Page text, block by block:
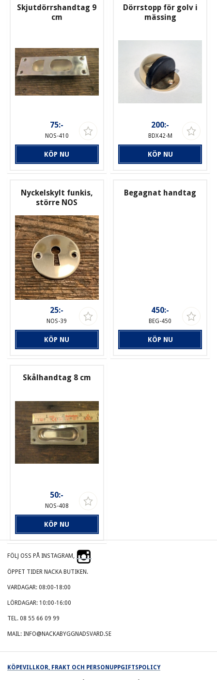
Skjutdörrshandtag 9
cm
75:-
NOS-410
KÖP NU
Dörrstopp för golv i
mässing
200:-
BDX42-M
KÖP NU
Nyckelskylt funkis,
större NOS
25:-
NOS-39
KÖP NU
Begagnat handtag
450:-
BEG-450
KÖP NU
Skålhandtag 8 cm
50:-
NOS-408
KÖP NU
FÖLJ OSS PÅ INSTAGRAM,
ÖPPET TIDER NACKA BUTIKEN.
VARDAGAR: 08:00-18:00
LÖRDAGAR: 10:00-16:00
TEL. 08 55 66 09 99
MAIL: INFO@NACKABYGGNADSVARD.SE
KÖPEVILLKOR, FRAKT OCH PERSONUPPGIFTSPOLICY